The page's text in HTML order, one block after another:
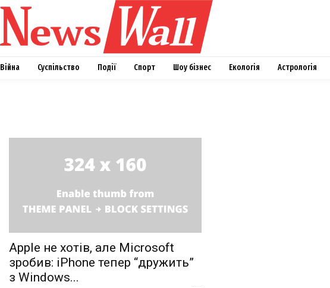
Війна Суспільство Події Спорт Шоу бізнес Екологія Астрологія
Apple не хотів, але Microsoft
зробив: iPhone тепер “дружить”
з Windows...